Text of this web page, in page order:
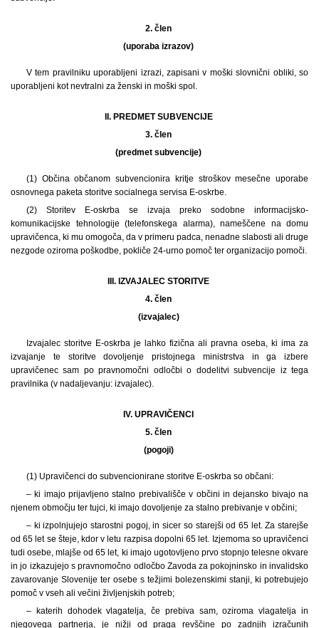
2. člen
(uporaba izrazov)
V tem pravilniku uporabljeni izrazi, zapisani v moški slovnični obliki, so
uporabljeni kot nevtralni za ženski in moški spol.
II. PREDMET SUBVENCIJE
3. člen
(predmet subvencije)
(1) Občina občanom subvencionira kritje stroškov mesečne uporabe
osnovnega paketa storitve socialnega servisa E-oskrbe.
(2) Storitev E-oskrba se izvaja preko sodobne informacijsko-
komunikacijske tehnologije (telefonskega alarma), nameščene na domu
upravičenca, ki mu omogoča, da v primeru padca, nenadne slabosti ali druge
nezgode oziroma poškodbe, pokliče 24-urno pomoč ter organizacijo pomoči.
III. IZVAJALEC STORITVE
4. člen
(izvajalec)
Izvajalec storitve E-oskrba je lahko fizična ali pravna oseba, ki ima za
izvajanje te storitve dovoljenje pristojnega ministrstva in ga izbere
upravičenec sam po pravnomočni odločbi o dodelitvi subvencije iz tega
pravilnika (v nadaljevanju: izvajalec).
IV. UPRAVIČENCI
5. člen
(pogoji)
(1) Upravičenci do subvencionirane storitve E-oskrba so občani:
– ki imajo prijavljeno stalno prebivališče v občini in dejansko bivajo na
njenem območju ter tujci, ki imajo dovoljenje za stalno prebivanje v občini;
– ki izpolnjujejo starostni pogoj, in sicer so starejši od 65 let. Za starejše
od 65 let se šteje, kdor v letu razpisa dopolni 65 let. Izjemoma so upravičenci
tudi osebe, mlajše od 65 let, ki imajo ugotovljeno prvo stopnjo telesne okvare
in jo izkazujejo s pravnomočno odločbo Zavoda za pokojninsko in invalidsko
zavarovanje Slovenije ter osebe s težjimi bolezenskimi stanji, ki potrebujejo
pomoč v vseh ali večini življenjskih potreb;
– katerih dohodek vlagatelja, če prebiva sam, oziroma vlagatelja in
njegovega partnerja, je nižji od praga revščine po zadnjih izračunih